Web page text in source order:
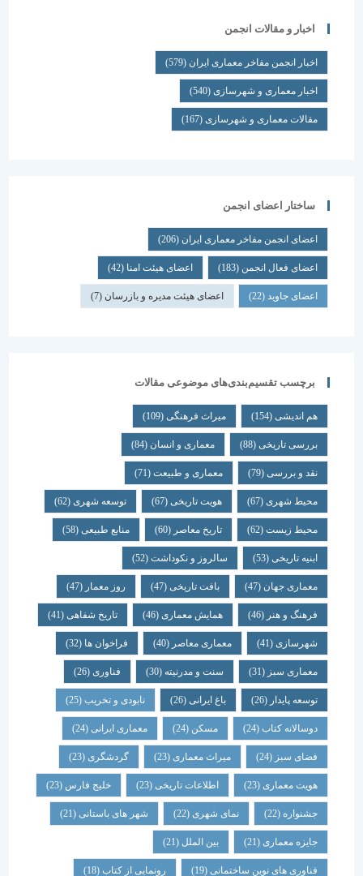
اخبار و مقالات انجمن
اخبار انجمن مفاخر معماری ایران (579)
اخبار معماری و شهرسازی(540)
مقالات معماری و شهرسازی(167)
ساختار اعضای انجمن
اعضای انجمن مفاخر معماری ایران (206)
اعضای فعال انجمن(183) اعضای هیئت امنا(42)
اعضای جاوید(22) اعضای هیئت مدیره و بازرسان(7)
برچسب تقسیم‌بندی‌های موضوعی مقالات
هم اندیشی (154) میراث فرهنگی (109)
بررسی تاریخی (88) معماری و انسان (84)
نقد و بررسی (79) معماری و طبیعت (71)
محیط شهری(67) هویت تاریخی(67) توسعه شهری(62)
محیط زیست(62) تاریخ معاصر(60) منابع طبیعی(58)
ابنیه تاریخی(53) سالروز و نکوداشت(52)
معماری جهان (47) بافت تاریخی(47) روز معمار(47)
فرهنگ و هنر(46) همایش معماری (46) تاریخ شفاهی (41)
شهرسازی(41) معماری معاصر(40) فراخوان ها (32)
معماری سبز(31) سنت و مدرنیته(30) فناوری (26)
توسعه پایدار(26) باغ ایرانی(26) نابودی و تخریب(25)
دوسالانه کتاب(24) مسکن (24) معماری ایرانی(24)
فضای سبز(24) میراث معماری (23) گردشگری (23)
هویت معماری (23) اطلاعات تاریخی(23) خلیج فارس(23)
جشنواره(22) نمای شهری(22) شهر های باستانی (21)
جایزه معماری (21) بین الملل(21)
فناوری های نوین ساختمانی(19) رونمایی از کتاب (18)